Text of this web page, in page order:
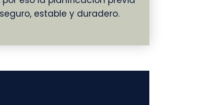
estable y duradero.